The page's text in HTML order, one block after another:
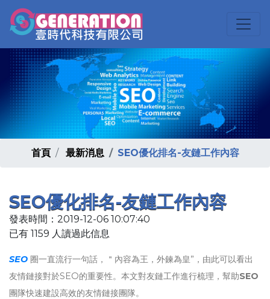
首頁 最新消息 SEO優化排名-友鏈工作內容
SEO優化排名-友鏈工作內容
發表時間：2019-12-06 10:07:40
已有 1159 人讀過此信息
SEO 圈一直流行一句話，＂內容為王，外鍊為皇”，由此可以看出
友情鏈接對於SEO的重要性。本文對友鏈工作進行梳理，幫助SEO
團隊快速建設高效的友情鏈接團隊。